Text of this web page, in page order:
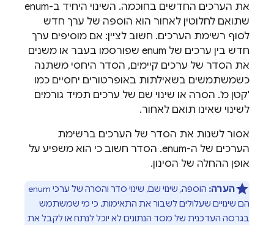
את הערכים החדשים בחוכמה. השינוי היחיד ב-enum
שתואם לחלוטין לאחור הוא הוספה של ערך חדש
לסוף רשימת הערכים. חשוב לציין: אם מוסיפים ערך
חדש בין ערכים של enum שפורסמו בעבר או משנים
את הסדר של ערכים קיימים, הסדר היחסי משתנה
כשמשתמשים בשאילתות באופרטורים יחסיים כמו
'קטן מ'. הסרה או שינוי שם של ערכים תמיד גורמים
לשינוי שאינו תואם לאחור.
אסור לשנות את הסדר של הערכים ברשימת
הערכים של ה-enum. הסדר חשוב כי הוא משפיע על
אופן ההחלה של הסינון.
הערה:
הוספה, שינוי שם, שינוי סדר והסרה של ערכי enum
הם שינויים שעלולים לשבור את התאימות, כי מי שמשתמש
בגרסה העדכנית של מסד הנתונים לא יוכל לנתח או לקבל את